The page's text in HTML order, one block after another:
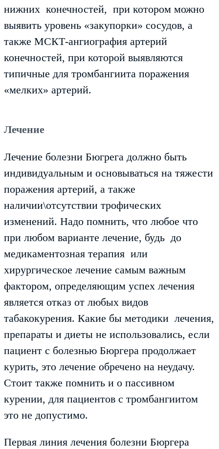
нижних конечностей, при котором можно
выявить уровень «закупорки» сосудов, а
также МСКТ-ангиография артерий
конечностей, при которой выявляются
типичные для тромбангиита поражения
«мелких» артерий.
Лечение
Лечение болезни Бюгрега должно быть
индивидуальным и основываться на тяжести
поражения артерий, а также
наличии\отсутствии трофических
изменений. Надо помнить, что любое что
при любом варианте лечение, будь до
медикаментозная терапия или
хирургическое лечение самым важным
фактором, определяющим успех лечения
является отказ от любых видов
табакокурения. Какие бы методики лечения,
препараты и диеты не использовались, если
пациент с болезнью Бюргера продолжает
курить, это лечение обречено на неудачу.
Стоит также помнить и о пассивном
курении, для пациентов с тромбангиитом
это не допустимо.
Первая линия лечения болезни Бюргера